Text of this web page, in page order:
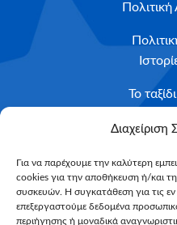
Διαχείριση
Για να παρέχουμε την καλύτερη
cookies για την αποθήκευση ή/και
συσκευών. Η συγκατάθεση για τις εν
επεξεργαστούμε δεδομένα
περιήγησης ή μοναδικά
Το
Κριτήρια
Υποβολή
Email*